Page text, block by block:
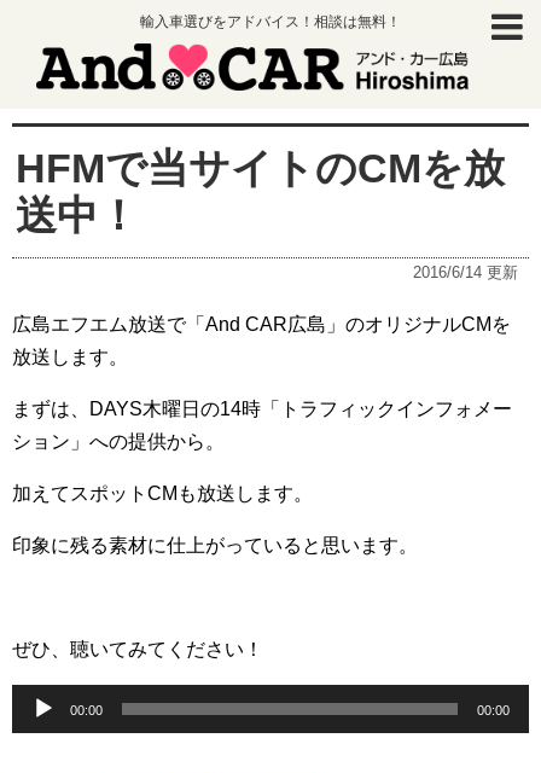
輸入車選びをアドバイス！相談は無料！
HFMで当サイトのCMを放
送中！
2016/6/14 更新
広島エフエム放送で「And CAR広島」のオリジナルCMを
放送します。
まずは、DAYS木曜日の14時「トラフィックインフォメー
ション」への提供から。
加えてスポットCMも放送します。
印象に残る素材に仕上がっていると思います。
ぜひ、聴いてみてください！
声
00:00 00:00